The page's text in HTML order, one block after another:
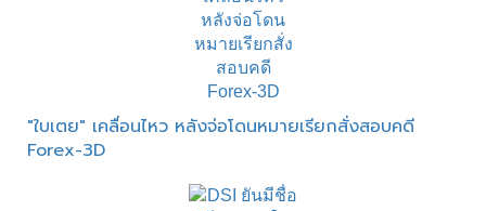
"ใบเตย" เคลื่อนไหว หลังจ่อโดนหมายเรียกสั่งสอบคดี
Forex-3D